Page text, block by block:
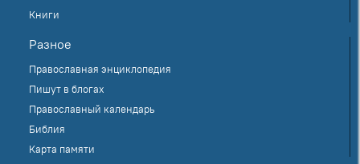
Книги
Разное
Православная энциклопедия
Пишут в блогах
Православный календарь
Библия
Карта памяти